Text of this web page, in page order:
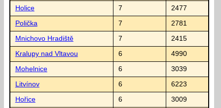
Holice 7 2477
Polička 7 2781
Mnichovo Hradiště 7 2415
Kralupy nad Vltavou 6 4990
Mohelnice 6 3039
Litvínov 6 6223
Hořice 6 3009